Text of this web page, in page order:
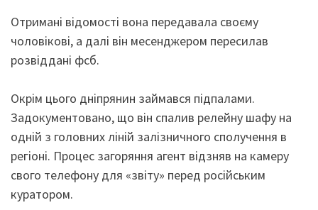
Отримані відомості вона передавала своєму
чоловікові, а далі він месенджером пересилав
розвіддані фсб.
Окрім цього дніпрянин займався підпалами.
Задокументовано, що він спалив релейну шафу на
одній з головних ліній залізничного сполучення в
регіоні. Процес загоряння агент відзняв на камеру
свого телефону для «звіту» перед російським
куратором.